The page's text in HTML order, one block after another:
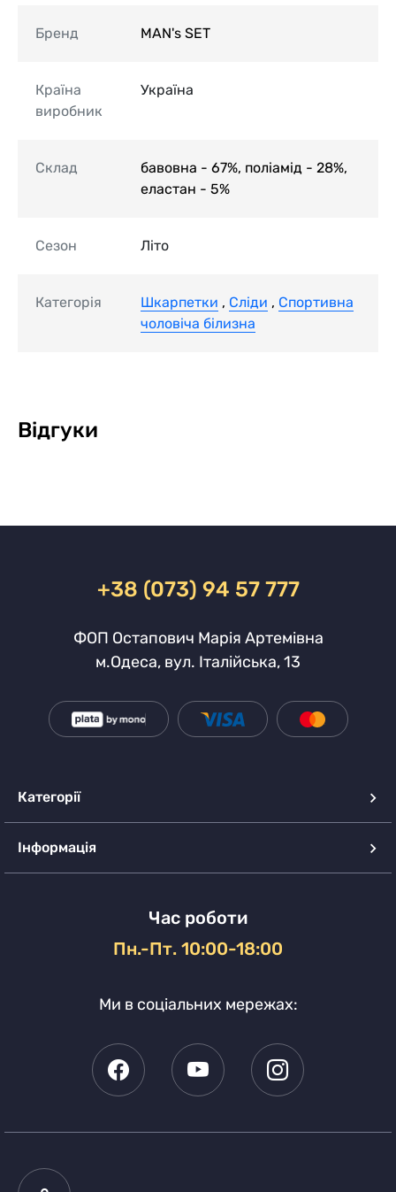
Бренд MAN's SET
Країна
виробник
Україна
Склад
бавовна - 67%, поліамід - 28%,
еластан - 5%
Сезон Літо
Категорія Шкарпетки , Сліди , Спортивна
чоловіча білизна
Відгуки
+38 (073) 94 57 777
ФОП Остапович Марія Артемівна
м.Одеса, вул. Італійська, 13
Категорії
Інформація
Час роботи
Пн.-Пт. 10:00-18:00
Ми в соціальних мережах: